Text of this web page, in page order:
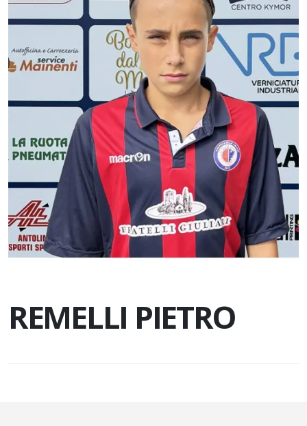
REMELLI PIETRO